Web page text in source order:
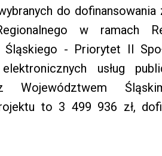
do
w ramach
Śląskiego - Priorytet II
usług
Województwem
to 3 499 936 zł,